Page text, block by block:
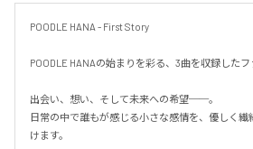
POODLE HANA - First Story
POODLE HANAの始まりを彩る、3曲を収録したフ
出会い、想い、そして未来への希望──。
日常の中で誰もが感じる小さな感情を、優しく繊
けます。